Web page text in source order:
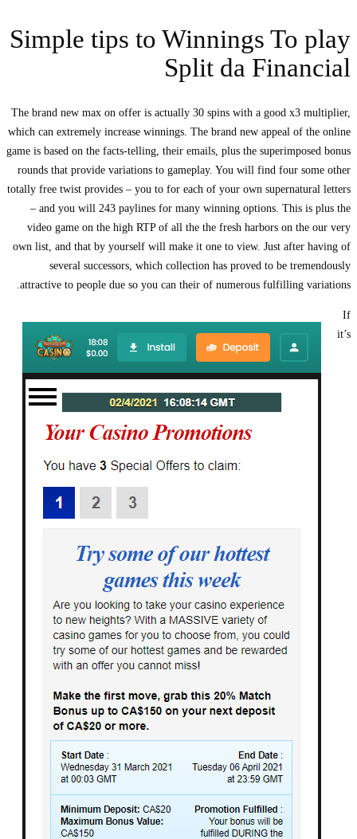
Simple tips to Winnings To play
Split da Financial
The brand new max on offer is actually 30 spins with a good x3 multiplier,
which can extremely increase winnings. The brand new appeal of the online
game is based on the facts-telling, their emails, plus the superimposed bonus
rounds that provide variations to gameplay. You will find four some other
totally free twist provides – you to for each of your own supernatural letters
– and you will 243 paylines for many winning options. This is plus the
video game on the high RTP of all the the fresh harbors on the our very
own list, and that by yourself will make it one to view. Just after having of
several successors, which collection has proved to be tremendously
attractive to people due so you can their of numerous fulfilling variations.
If
it’s